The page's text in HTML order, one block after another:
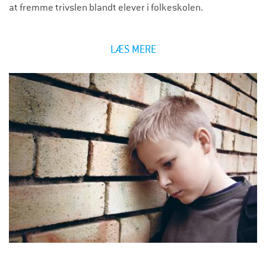
at fremme trivslen blandt elever i folkeskolen.
LÆS MERE